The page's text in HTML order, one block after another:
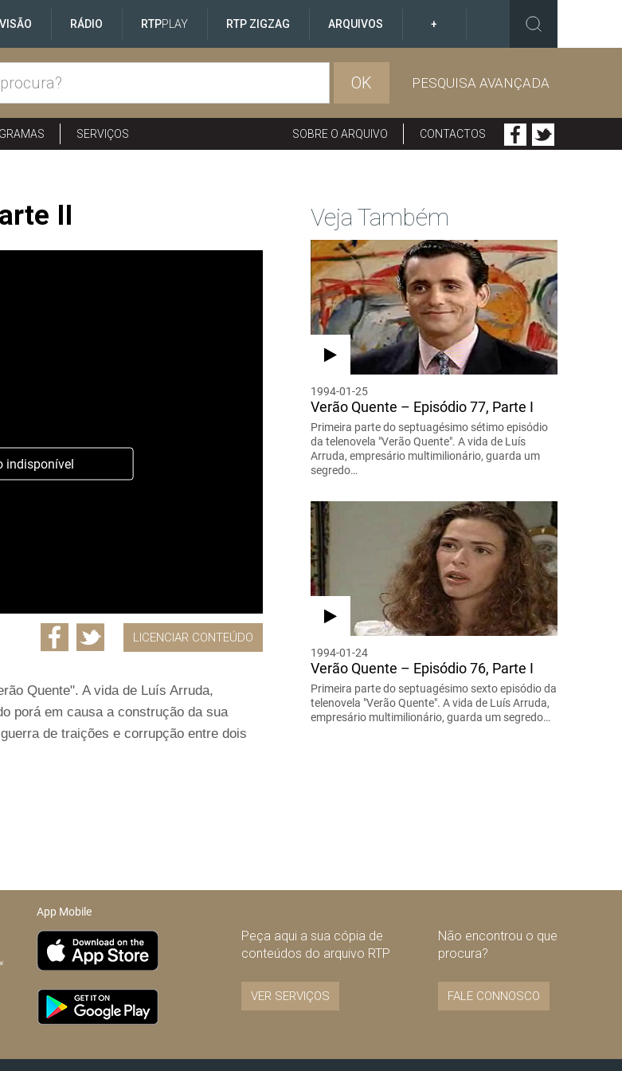
RÁDIO RTPPLAY RTP ZIGZAG ARQUIVOS +
OK PESQUISA AVANÇADA
SERVIÇOS SOBRE O ARQUIVO CONTACTOS
II
indisponível
LICENCIAR CONTEÚDO
Quente". A vida de Luís Arruda,
porá em causa a construção da sua
de traições e corrupção entre dois
Veja Também
1994-01-25
Verão Quente – Episódio 77, Parte I
Primeira parte do septuagésimo sétimo episódio
da telenovela "Verão Quente". A vida de Luís
Arruda, empresário multimilionário, guarda um
segredo…
1994-01-24
Verão Quente – Episódio 76, Parte I
Primeira parte do septuagésimo sexto episódio da
telenovela "Verão Quente". A vida de Luís Arruda,
empresário multimilionário, guarda um segredo…
App Mobile
Peça aqui a sua cópia de
conteúdos do arquivo RTP
VER SERVIÇOS
Não encontrou o que
procura?
FALE CONNOSCO